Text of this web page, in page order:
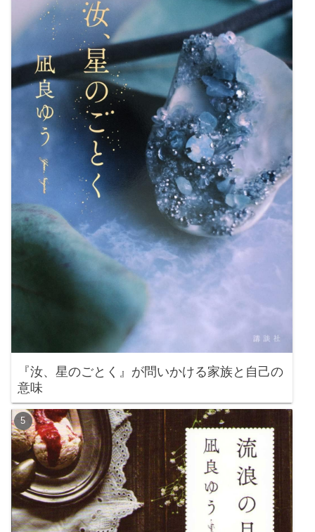
『汝、星のごとく』が問いかける家族と自己の
意味